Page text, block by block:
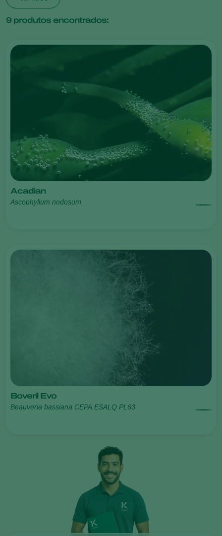
9produtos encontrados:
Acadian
Ascophyllum nodosum
Boveril Evo
Beauveria bassiana CEPA ESALQ PL63